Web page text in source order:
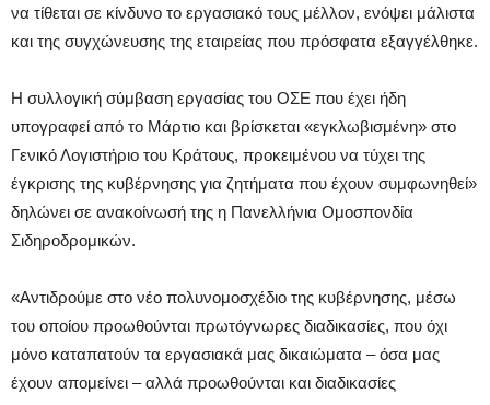
να τίθεται σε κίνδυνο το εργασιακό τους μέλλον, ενόψει μάλιστα
και της συγχώνευσης της εταιρείας που πρόσφατα εξαγγέλθηκε.
Η συλλογική σύμβαση εργασίας του ΟΣΕ που έχει ήδη
υπογραφεί από το Μάρτιο και βρίσκεται «εγκλωβισμένη» στο
Γενικό Λογιστήριο του Κράτους, προκειμένου να τύχει της
έγκρισης της κυβέρνησης για ζητήματα που έχουν συμφωνηθεί»
δηλώνει σε ανακοίνωσή της η Πανελλήνια Ομοσπονδία
Σιδηροδρομικών.
«Αντιδρούμε στο νέο πολυνομοσχέδιο της κυβέρνησης, μέσω
του οποίου προωθούνται πρωτόγνωρες διαδικασίες, που όχι
μόνο καταπατούν τα εργασιακά μας δικαιώματα – όσα μας
έχουν απομείνει – αλλά προωθούνται και διαδικασίες